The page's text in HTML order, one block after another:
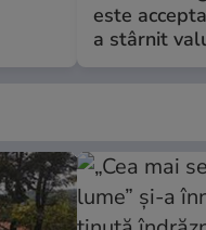
este
a stârnit